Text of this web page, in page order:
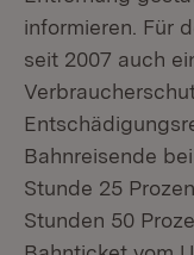
informieren. Für
seit 2007 auch
Bahnreisende
Stunde 25
Stunden 50